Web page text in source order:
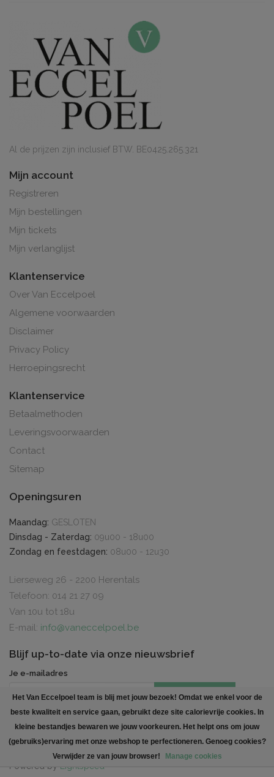
Al de prijzen zijn inclusief BTW. BE0425.265.321
Mijn account
Registreren
Mijn bestellingen
Mijn tickets
Mijn verlanglijst
Klantenservice
Over Van Eccelpoel
Algemene voorwaarden
Disclaimer
Privacy Policy
Herroepingsrecht
Klantenservice
Betaalmethoden
Leveringsvoorwaarden
Contact
Sitemap
Openingsuren
Maandag: GESLOTEN
Dinsdag - Zaterdag: 09u00 - 18u00
Zondag en feestdagen: 08u00 - 12u30
Lierseweg 26 - 2200 Herentals
Telefoon: 014 21 27 09
Van 10u tot 18u
E-mail: info@vaneccelpoel.be
Blijf up-to-date via onze nieuwsbrief
Je e-mailadres
INSCHRIJVEN
Created byPolaris DC. All rights reserved
Powered by Lightspeed
Het Van Eccelpoel team is blij met jouw bezoek! Omdat we enkel voor de
beste kwaliteit en service gaan, gebruikt deze site calorievrije cookies. In
kleine bestandjes bewaren we jouw voorkeuren. Het helpt ons om jouw
(gebruiks)ervaring met onze webshop te perfectioneren. Genoeg cookies?
Verwijder ze van jouw browser!
Manage cookies